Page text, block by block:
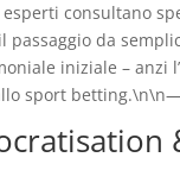
consultano
da
iniziale – anzi
sport